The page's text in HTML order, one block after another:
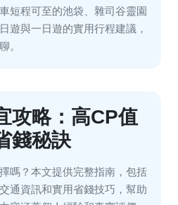
短程可至的池袋、雜司谷靈園
遊與一日遊的實用行程建議，
。
攻略：高CP值
錢秘訣
嗎？本文提供完整指南，包括
通資訊和實用省錢技巧，幫助